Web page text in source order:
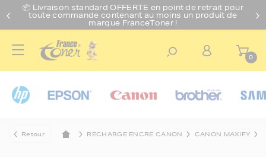
📦 Livraison standard OFFERTE en point de retrait pour
toute commande contenant au moins un produit de
marque FranceToner !
0
Retour RECHARGE ENCRE CANON CANON MAXIFY